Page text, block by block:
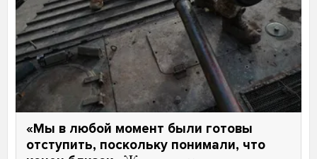
«Мы в любой момент были готовы
отступить, поскольку понимали, что